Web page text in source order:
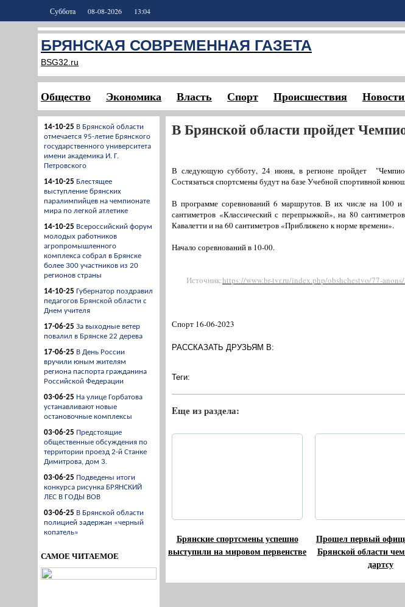
Суббота 08-08-2026 13:04
БРЯНСКАЯ СОВРЕМЕННАЯ ГАЗЕТА
BSG32.ru
Общество Экономика Власть Спорт Происшествия
14-10-25 В Брянской области
отмечается 95-летие Брянского
государственного университета
имени академика И. Г.
Петровского
14-10-25 Блестящее
выступление брянских
паралимпийцев на чемпионате
мира по легкой атлетике
14-10-25 Всероссийский форум
молодых работников
агропромышленного
комплекса собрал в Брянске
более 300 участников из 20
регионов страны
14-10-25 Губернатор поздравил
педагогов Брянской области с
Днем учителя
17-06-25 За выходные ветер
повалил в Брянске 22 дерева
17-06-25 В День России
вручили юным жителям
региона паспорта гражданина
Российской Федерации
03-06-25 На улице Горбатова
устанавливают новые
остановочные комплексы
03-06-25 Предстоящие
общественные обсуждения по
территории проезд 2-й Станке
Димитрова, дом 3.
03-06-25 Подведены итоги
конкурса рисунка БРЯНСКИЙ
ЛЕС В ГОДЫ ВОВ
03-06-25 В Брянской области
полицией задержан «черный
копатель»
САМОЕ ЧИТАЕМОЕ
В Брянской области пройдет
В следующую субботу, 24 июня, в регионе пройдет
Состязаться спортсмены будут на базе Учебной спортивной
В программе соревнований 6 маршрутов. В их числе на 100
сантиметров «Классический с перепрыжкой», на 80
Кавалетти и на 60 сантиметров «Приближено к норме времени».
Начало соревнований в 10-00.
Источник:https://www.br-tvr.ru/index.php/obshchestvo/77-
Спорт 16-06-2023
РАССКАЗАТЬ ДРУЗЬЯМ В:
Теги:
Eще из раздела:
Брянские спортсмены успешно
выступили на мировом первенстве
Прошел первый
Брянской области
дартсу